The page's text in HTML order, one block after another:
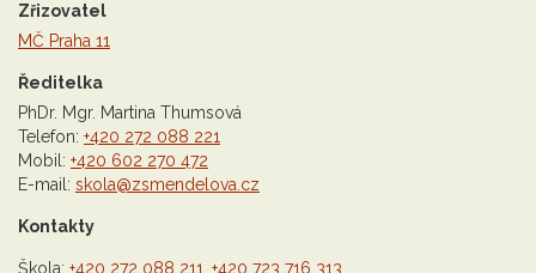
Zřizovatel
MČ Praha 11
Ředitelka
PhDr. Mgr. Martina Thumsová
Telefon: +420 272 088 221
Mobil: +420 602 270 472
E-mail: skola@zsmendelova.cz
Kontakty
Škola: +420 272 088 211 +420 723 716 313